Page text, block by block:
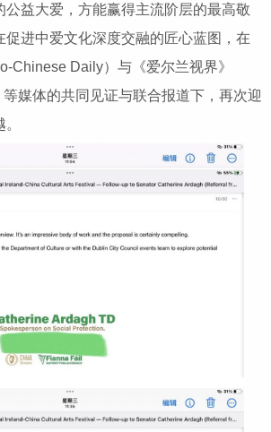
公益大爱，方能赢得主流阶层的最高敬
促进中爱文化深度交融的匠心蓝图，在
Chinese Daily）与《爱尔兰视界》
等媒体的共同见证与联合报道下，再次迎